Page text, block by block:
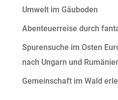
Umwelt im Gäuboden
Abenteuerreise durch
Spurensuche im Osten
nach Ungarn und
Gemeinschaft im Wald